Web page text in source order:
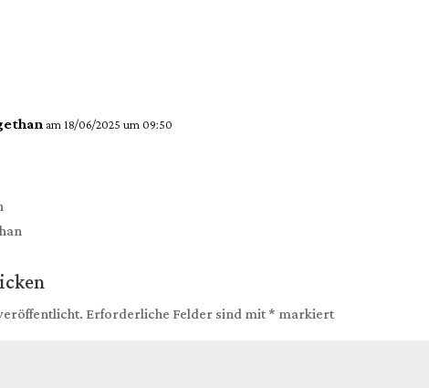
am 18/06/2025 um 09:50
Erforderliche Felder sind mit * markiert